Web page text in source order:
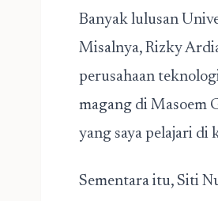
Banyak lulusan
Misalnya, Rizky
perusahaan
magang di Masoem
yang saya pelajari di
Sementara itu, Siti